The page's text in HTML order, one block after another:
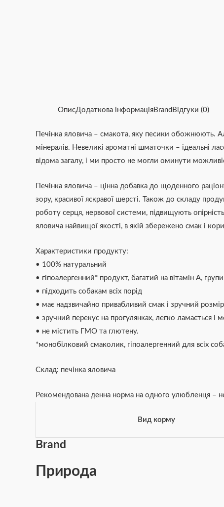
ОписДодаткова інформаціяBrand Відгуки (0)
Печінка яловича – смакота, яку песики обожнюють.
мінералів. Невеликі ароматні шматочки – ідеальні
відома загалу, і ми просто не могли оминути
Печінка яловича – цінна добавка до щоденного
зору, красивої яскравої шерсті. Також до складу
роботу серця, нервової системи, підвищують
яловича найвищої якості, в якій збережено смак і
Характеристики продукту:
• 100% натуральний
• гіпоалергенний* продукт, багатий на вітамін А,
• підходить собакам всіх порід
• має надзвичайно привабливий смак і зручний розмір
• зручний перекус на прогулянках, легко ламається
• не містить ГМО та глютену.
*монобілковий смаколик, гіпоалергенний для всіх
Склад: печінка яловича
Рекомендована денна норма на одного улюбленця –
Вид корму
Brand
Природа